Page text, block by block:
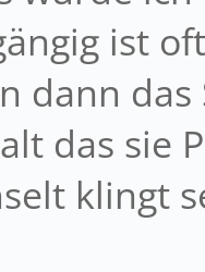
ist
dann
das sie
klingt